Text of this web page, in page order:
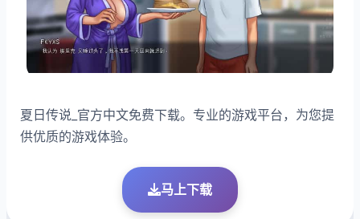
夏日传说_官方中文免费下载。专业的游戏平台，为您提
供优质的游戏体验。
马上下载